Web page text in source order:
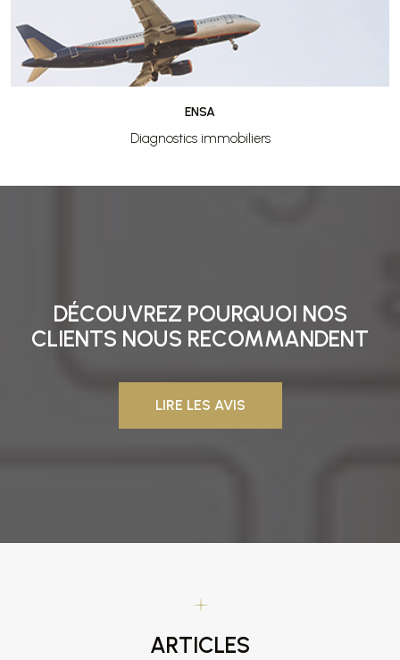
ENSA
Diagnostics immobiliers
DÉCOUVREZ POURQUOI NOS
CLIENTS NOUS RECOMMANDENT
LIRE LES AVIS
ARTICLES